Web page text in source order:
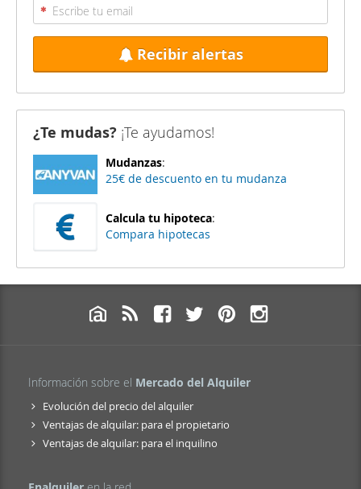
Recibir alertas
¿Te mudas? ¡Te ayudamos!
Mudanzas:
25€ de descuento en tu mudanza
Calcula tu hipoteca:
Compara hipotecas
Información sobre el Mercado del Alquiler
Evolución del precio del alquiler
Ventajas de alquilar: para el propietario
Ventajas de alquilar: para el inquilino